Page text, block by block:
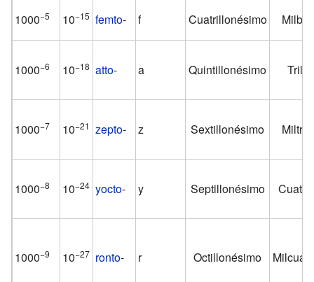
1000−5 10−15 femto- f Cuatrillonésimo
1000−6 10−18 atto- a Quintillonésimo
1000−7 10−21 zepto- z Sextillonésimo
1000−8 10−24 yocto- y Septillonésimo
1000−9 10−27 ronto- r Octillonésimo